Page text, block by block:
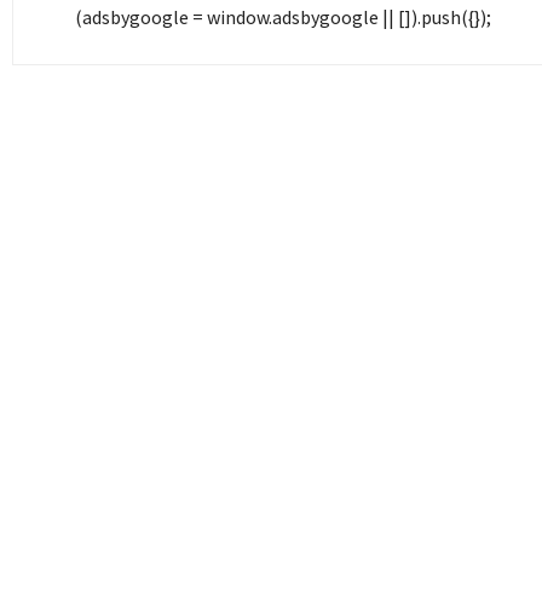
(adsbygoogle = window.adsbygoogle || []).push({});